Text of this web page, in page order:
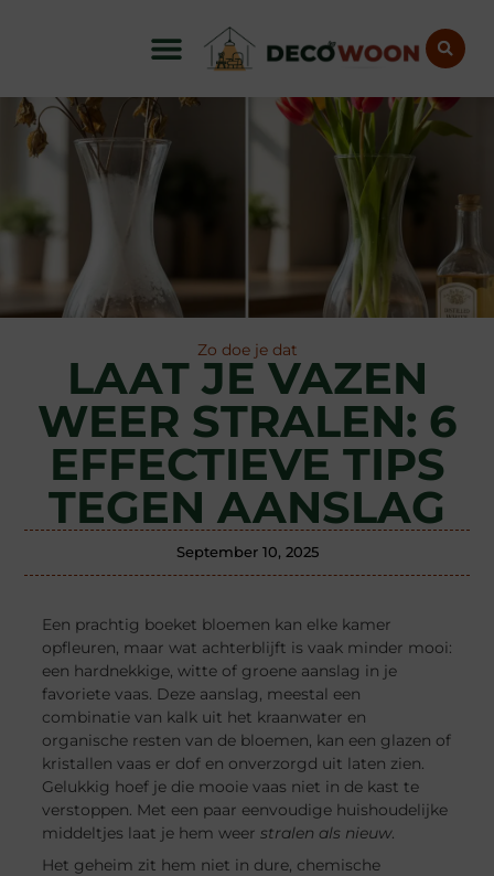
Zo doe je dat
LAAT JE VAZEN
WEER STRALEN: 6
EFFECTIEVE TIPS
TEGEN AANSLAG
September 10, 2025
Een prachtig boeket bloemen kan elke kamer
opfleuren, maar wat achterblijft is vaak minder mooi:
een hardnekkige, witte of groene aanslag in je
favoriete vaas. Deze aanslag, meestal een
combinatie van kalk uit het kraanwater en
organische resten van de bloemen, kan een glazen of
kristallen vaas er dof en onverzorgd uit laten zien.
Gelukkig hoef je die mooie vaas niet in de kast te
verstoppen. Met een paar eenvoudige huishoudelijke
middeltjes laat je hem weer stralen als nieuw.
Het geheim zit hem niet in dure, chemische